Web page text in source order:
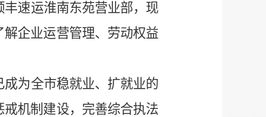
速运淮南东苑营业部，现
企业运营管理、劳动权益
为全市稳就业、扩就业的
机制建设，完善综合执法